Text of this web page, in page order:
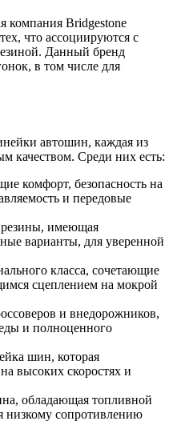
компания Bridgestone
что ассоциируются с
Данный бренд
в том числе для
автошин, каждая из
качеством. Среди них есть:
комфорт, безопасность на
и передовые
имеющая
варианты, для уверенной
класса, сочетающие
сцеплением на мокрой
и внедорожников,
и полноценного
шин, которая
высоких скоростях и
обладающая топливной
низкому сопротивлению